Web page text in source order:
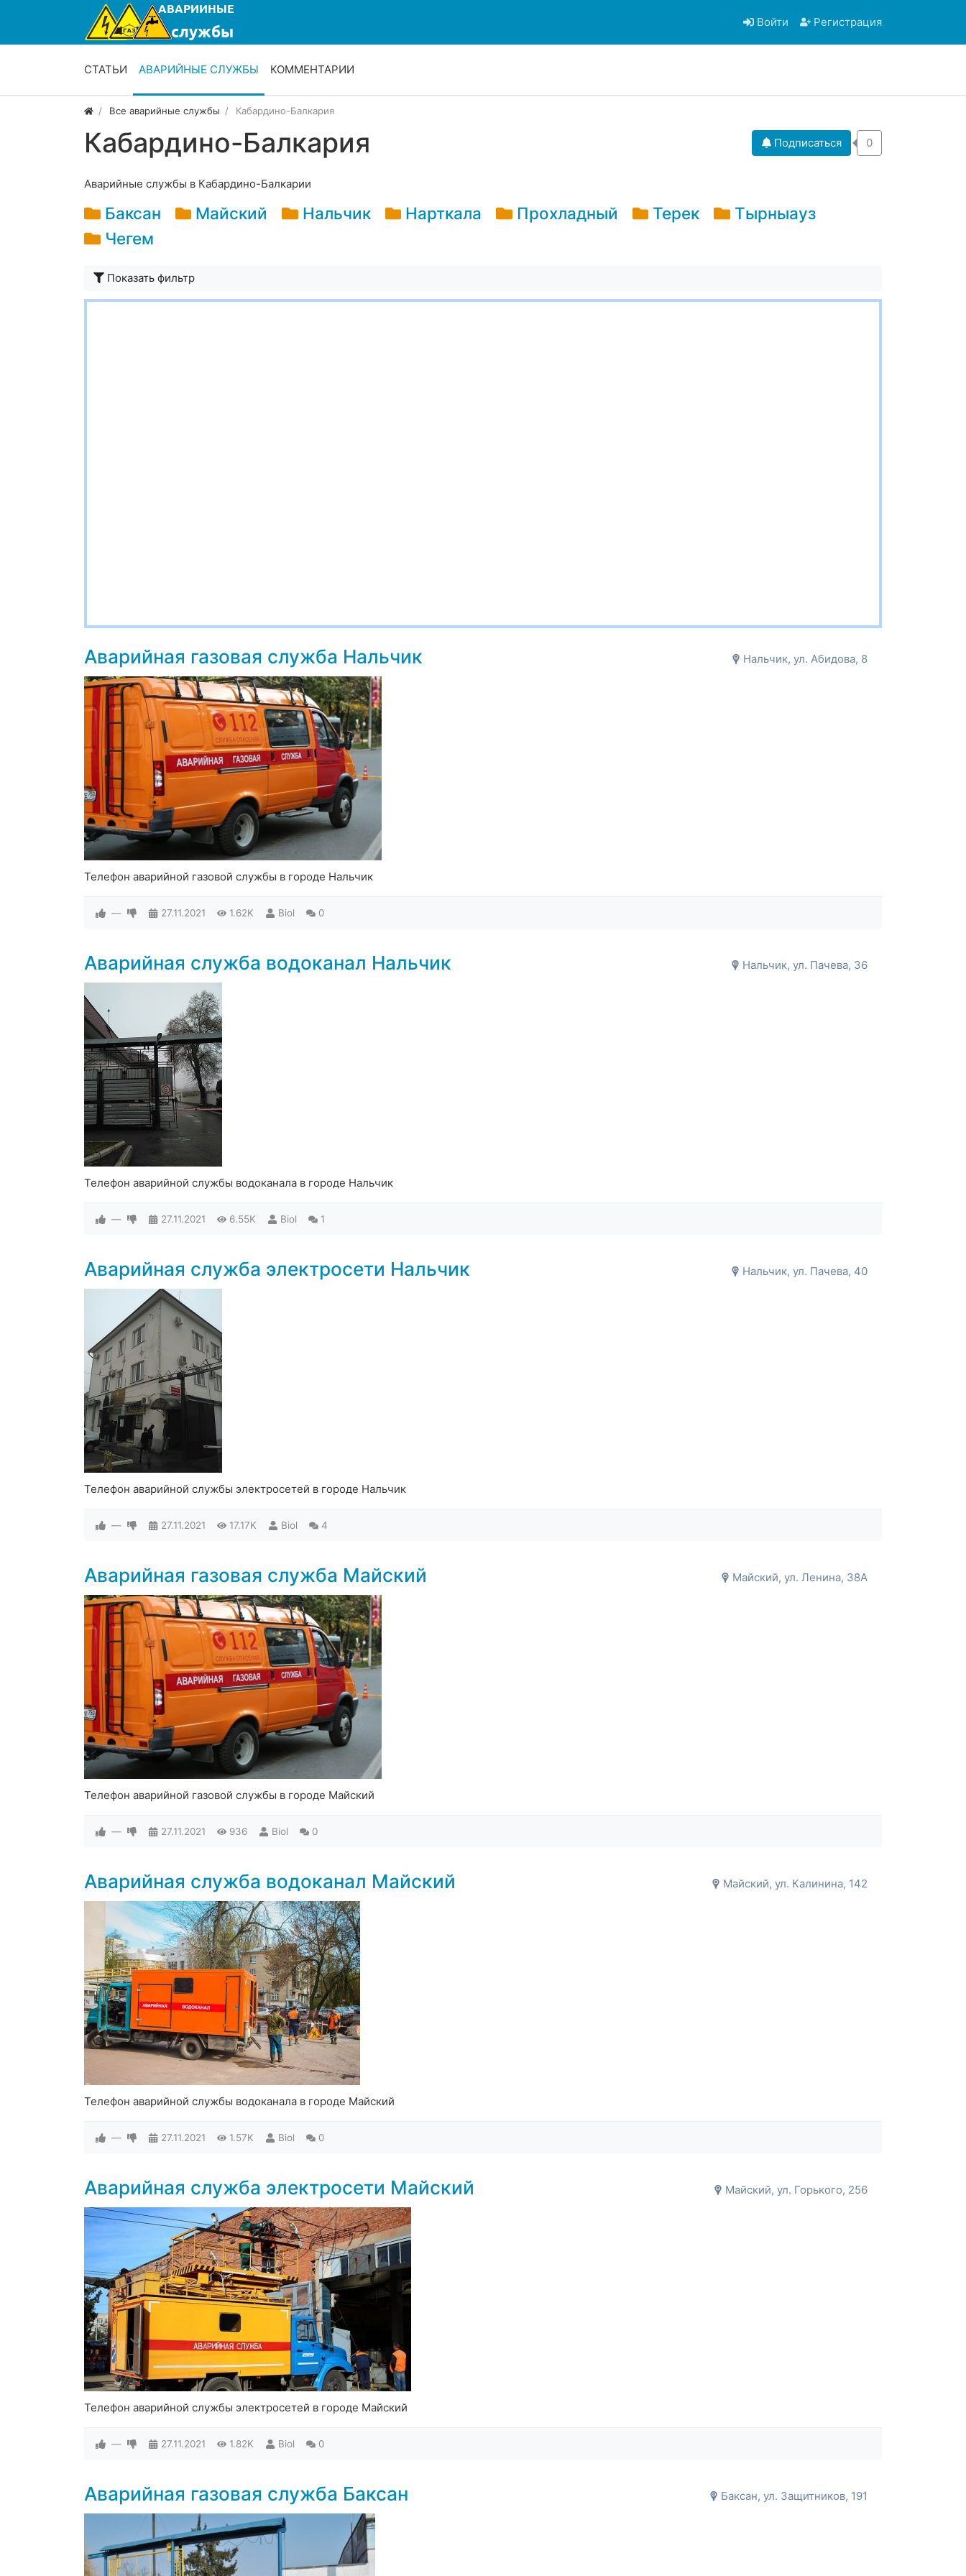
Войти Регистрация
СТАТЬИ АВАРИЙНЫЕ СЛУЖБЫ КОММЕНТАРИИ
Все аварийные службы Кабардино-Балкария
Кабардино-Балкария Подписаться 0
Аварийные службы в Кабардино-Балкарии
Баксан Майский Нальчик Нарткала Прохладный Терек
Тырныауз
Чегем
Показать фильтр
Нальчик, ул. Абидова, 8
Аварийная газовая служба Нальчик
Телефон аварийной газовой службы в городе Нальчик
— 27.11.2021 1.62K Biol 0
Нальчик, ул. Пачева, 36
Аварийная служба водоканал Нальчик
Телефон аварийной службы водоканала в городе Нальчик
— 27.11.2021 6.55K Biol 1
Нальчик, ул. Пачева, 40
Аварийная служба электросети Нальчик
Телефон аварийной службы электросетей в городе Нальчик
— 27.11.2021 17.17K Biol 4
Майский, ул. Ленина, 38А
Аварийная газовая служба Майский
Телефон аварийной газовой службы в городе Майский
— 27.11.2021 936 Biol 0
Майский, ул. Калинина, 142
Аварийная служба водоканал Майский
Телефон аварийной службы водоканала в городе Майский
— 27.11.2021 1.57K Biol 0
Майский, ул. Горького, 256
Аварийная служба электросети Майский
Телефон аварийной службы электросетей в городе Майский
— 27.11.2021 1.82K Biol 0
Баксан, ул. Защитников, 191
Аварийная газовая служба Баксан